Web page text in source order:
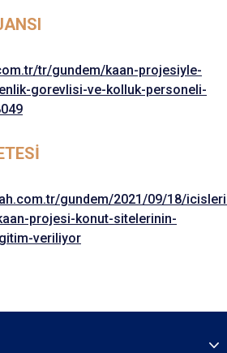
tr/gundem/kaan-projesiyle-
gorevlisi-ve-kolluk-personeli-
gundem/2021/09/18/
projesi-konut-sitelerinin-
veriliyor